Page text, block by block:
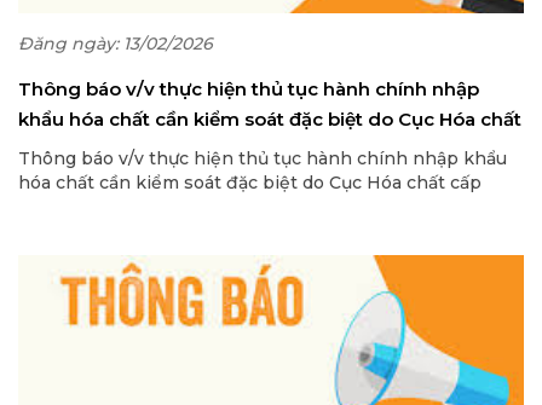
Đăng ngày: 13/02/2026
Thông báo v/v thực hiện thủ tục hành chính nhập
khẩu hóa chất cần kiểm soát đặc biệt do Cục Hóa chất
cấp
Thông báo v/v thực hiện thủ tục hành chính nhập khẩu
hóa chất cần kiểm soát đặc biệt do Cục Hóa chất cấp